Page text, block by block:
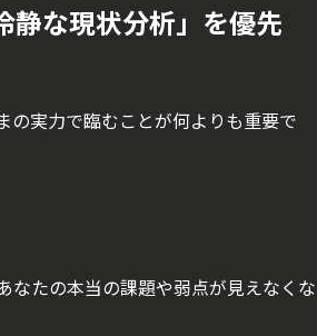
静な現状分析」を優先
の実力で臨むことが何よりも重要で
なたの本当の課題や弱点が見えなくな